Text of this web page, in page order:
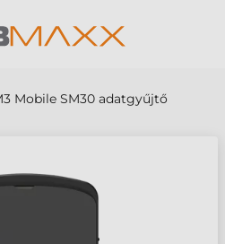
Mobile SM30 adatgyűjtő